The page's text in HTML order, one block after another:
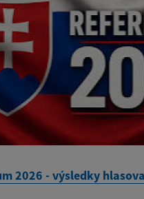
2026 - výsledky